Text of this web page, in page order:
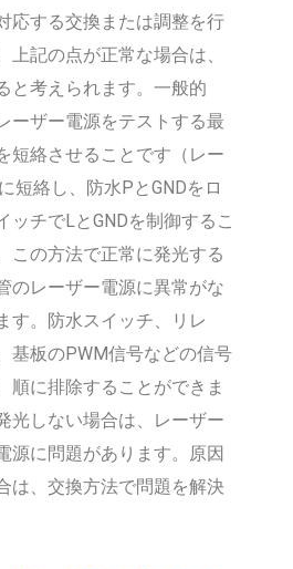
応する交換または調整を行
上記の点が正常な場合は、
と考えられます。一般的
ーザー電源をテストする最
短絡させることです（レー
短絡し、防水PとGNDをロ
ッチでLとGNDを制御するこ
この方法で正常に発光する
のレーザー電源に異常がな
す。防水スイッチ、リレ
基板のPWM信号などの信号
順に排除することができま
光しない場合は、レーザー
源に問題があります。原因
は、交換方法で問題を解決